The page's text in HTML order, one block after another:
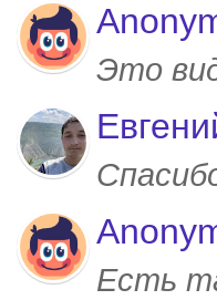
Это
Есть